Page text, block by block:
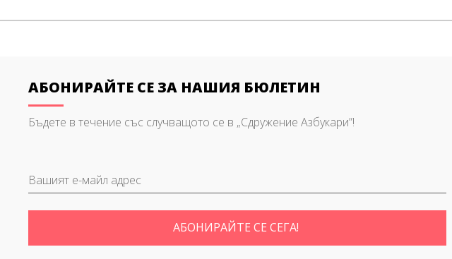
АБОНИРАЙТЕ СЕ ЗА НАШИЯ БЮЛЕТИН
Бъдете в течение със случващото се в „Сдружение Азбукари”!
АБОНИРАЙТЕ СЕ СЕГА!